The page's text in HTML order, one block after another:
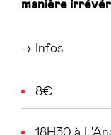
manière
→ Infos
8€
18H30 à